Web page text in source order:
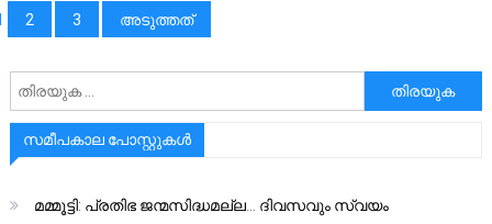
2 3 അടുത്തത്
അനേഷിക്കുക
സമീപകാല പോസ്റ്റുകൾ
മമ്മൂട്ടി: പ്രതിഭ ജന്മസിദ്ധമല്ല… ദിവസവും സ്വയം